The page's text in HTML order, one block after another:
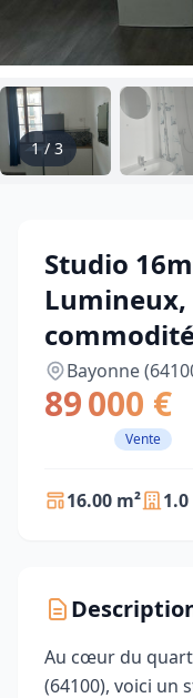
1/ 3
Studio
Bayonne
89 000 €
Vente
16.00 m²
Au cœur du
(64100), voici un